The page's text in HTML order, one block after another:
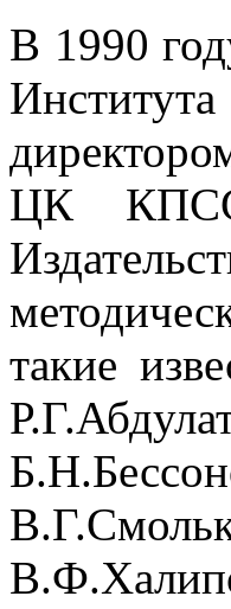
В 1990
ЦК КПСС
такие